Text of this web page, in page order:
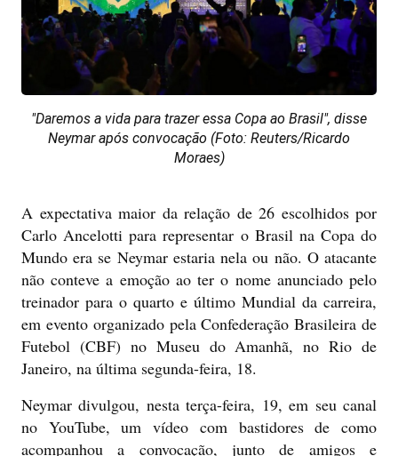
"Daremos a vida para trazer essa Copa ao Brasil", disse
Neymar após convocação (Foto: Reuters/Ricardo
Moraes)
A expectativa maior da relação de 26 escolhidos por
Carlo Ancelotti para representar o Brasil na Copa do
Mundo era se Neymar estaria nela ou não. O atacante
não conteve a emoção ao ter o nome anunciado pelo
treinador para o quarto e último Mundial da carreira,
em evento organizado pela Confederação Brasileira de
Futebol (CBF) no Museu do Amanhã, no Rio de
Janeiro, na última segunda-feira, 18.
Neymar divulgou, nesta terça-feira, 19, em seu canal
no YouTube, um vídeo com bastidores de como
acompanhou a convocação, junto de amigos e